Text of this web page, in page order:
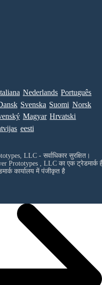
Nederlands Português
Svenska Suomi Norsk
Magyar Hrvatski
eesti
LLC - सर्वाधिकार सुरक्षित।
Prototypes , LLCका एक ट्रेडमार्क
कार्यालय में पंजीकृत है